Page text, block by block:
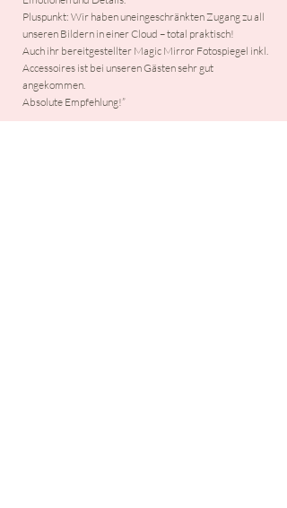
Pluspunkt: Wir haben uneingeschränkten Zugang zu all
unseren Bildern in einer Cloud – total praktisch!
Auch ihr bereitgestellter Magic Mirror Fotospiegel inkl.
Accessoires ist bei unseren Gästen sehr gut
angekommen.
Absolute Empfehlung!”